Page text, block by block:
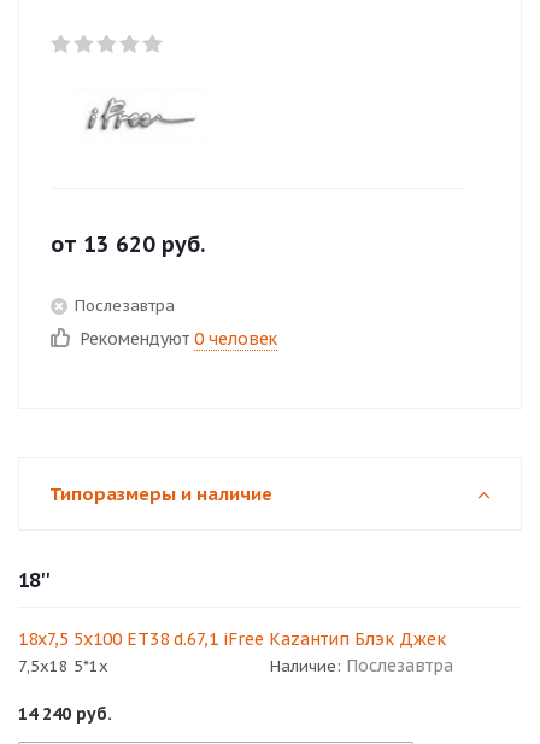
от 13 620 руб.
Послезавтра
Рекомендуют 0 человек
Типоразмеры и наличие
18''
18x7,5 5x100 ET38 d.67,1 iFree Кazaнтип Блэк Джек
7,5x18 5*1x Наличие: Послезавтра
14 240 руб.